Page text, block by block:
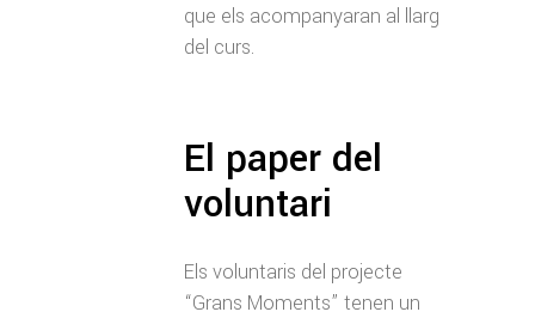
que els acompanyaran al llarg
del curs.
El paper del
voluntari
Els voluntaris del projecte
“Grans Moments” tenen un